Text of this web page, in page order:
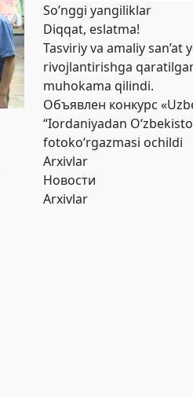
So’nggi yangiliklar
Diqqat, eslatma!
Tasviriy va amaliy san’at
rivojlantirishga
muhokama qilindi.
Объявлен конкурс
“Iordaniyadan
fotoko‘rgazmasi ochildi
Arxivlar
Новости
Arxivlar